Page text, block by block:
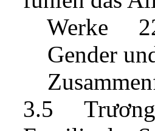
Werke
Gender
3.5 Trương